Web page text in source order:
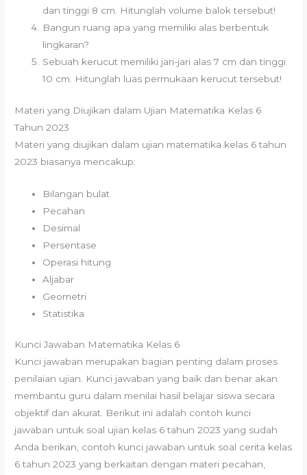
dan tinggi 8 cm. Hitunglah volume balok tersebut!
Bangun ruang apa yang memiliki alas berbentuk
lingkaran?
Sebuah kerucut memiliki jari-jari alas 7 cm dan tinggi
10 cm. Hitunglah luas permukaan kerucut tersebut!
Materi yang Diujikan dalam Ujian Matematika Kelas 6
Tahun 2023
Materi yang diujikan dalam ujian matematika kelas 6 tahun
2023 biasanya mencakup:
Bilangan bulat
Pecahan
Desimal
Persentase
Operasi hitung
Aljabar
Geometri
Statistika
Kunci Jawaban Matematika Kelas 6
Kunci jawaban merupakan bagian penting dalam proses
penilaian ujian. Kunci jawaban yang baik dan benar akan
membantu guru dalam menilai hasil belajar siswa secara
objektif dan akurat. Berikut ini adalah contoh kunci
jawaban untuk soal ujian kelas 6 tahun 2023 yang sudah
Anda berikan, contoh kunci jawaban untuk soal cerita kelas
6 tahun 2023 yang berkaitan dengan materi pecahan,